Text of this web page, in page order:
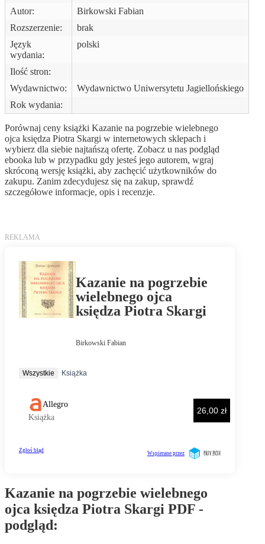
Autor:
Birkowski Fabian
Rozszerzenie:
brak
Język
wydania:
polski
Ilość stron:
Wydawnictwo:
Wydawnictwo Uniwersytetu Jagiellońskiego
Rok wydania:
Porównaj ceny książki Kazanie na pogrzebie wielebnego
ojca księdza Piotra Skargi w internetowych sklepach i
wybierz dla siebie najtańszą ofertę. Zobacz u nas podgląd
ebooka lub w przypadku gdy jesteś jego autorem, wgraj
skróconą wersję książki, aby zachęcić użytkowników do
zakupu. Zanim zdecydujesz się na zakup, sprawdź
szczegółowe informacje, opis i recenzje.
Kazanie na pogrzebie wielebnego
ojca księdza Piotra Skargi PDF -
podgląd: